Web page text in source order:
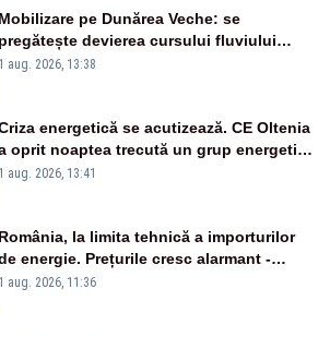
Mobilizare pe Dunărea Veche: se
pregătește devierea cursului fluviului
către Cernavodă – VIDEO
1 aug. 2026, 13:38
energetică se acutizează. CE Oltenia
oprit noaptea trecută un grup energetic
de la Rovinari
1 aug. 2026, 13:41
România, la limita tehnică a importurilor
energie. Prețurile cresc alarmant -
Analiză Realitatea Plus
1 aug. 2026, 11:36